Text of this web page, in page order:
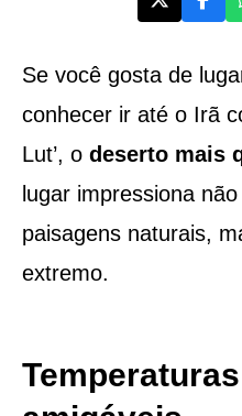
Se você gosta de
conhecer ir até o Irã
Lut’, o deserto mais
lugar impressiona
paisagens naturais,
extremo.